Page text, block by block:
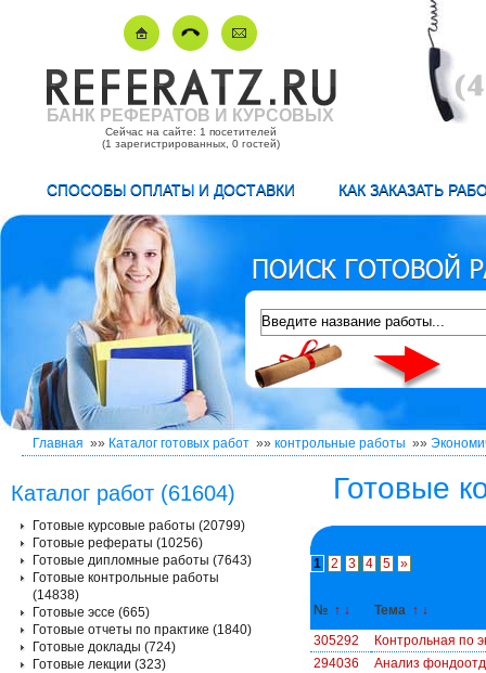
БАНК РЕФЕРАТОВ И КУРСОВЫХ
Сейчас на сайте: 1 посетителей
(1 зарегистрированных, 0 гостей)
СПОСОБЫ ОПЛАТЫ И ДОСТАВКИ КАК ЗАКАЗАТЬ
Главная »» Каталог готовых работ »» контрольные работы »»
Готовые
1 2 3 4 5 »
№ ↑ ↓ Тема ↑ ↓
305292
Контрольная по
294036
Анализ
Каталог работ (61604)
Готовые курсовые работы (20799)
Готовые рефераты (10256)
Готовые дипломные работы (7643)
Готовые контрольные работы
(14838)
Готовые эссе (665)
Готовые отчеты по практике (1840)
Готовые доклады (724)
Готовые лекции (323)